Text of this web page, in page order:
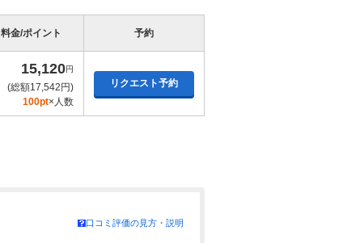
料金/ポイント 予約
15,120円
(総額17,542円)
100pt×人数
リクエスト予約
口コミ評価の見方・説明